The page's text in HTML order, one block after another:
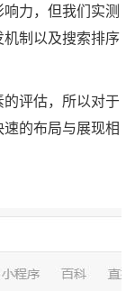
力，但我们实测
制以及搜索排序
评估，所以对于
的布局与展现相